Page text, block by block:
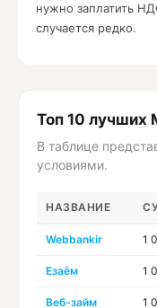
нужно заплатить
случается редко.
Топ 10 лучших
В таблице
условиями.
НАЗВАНИЕ
Webbankir 1
Езаём 1
Веб-займ 1